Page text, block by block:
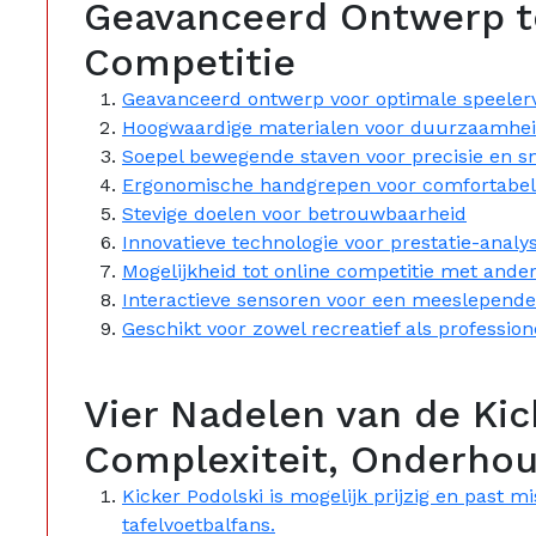
Geavanceerd Ontwerp
Competitie
Geavanceerd ontwerp voor optimale
Hoogwaardige materialen voor
Soepel bewegende staven voor precisie en
Ergonomische handgrepen voor
Stevige doelen voor betrouwbaarheid
Innovatieve technologie voor prestatie-
Mogelijkheid tot online competitie met
Interactieve sensoren voor een
Geschikt voor zowel recreatief als
Vier Nadelen van de
Complexiteit,
Kicker Podolski is mogelijk prijzig en past
tafelvoetbalfans.